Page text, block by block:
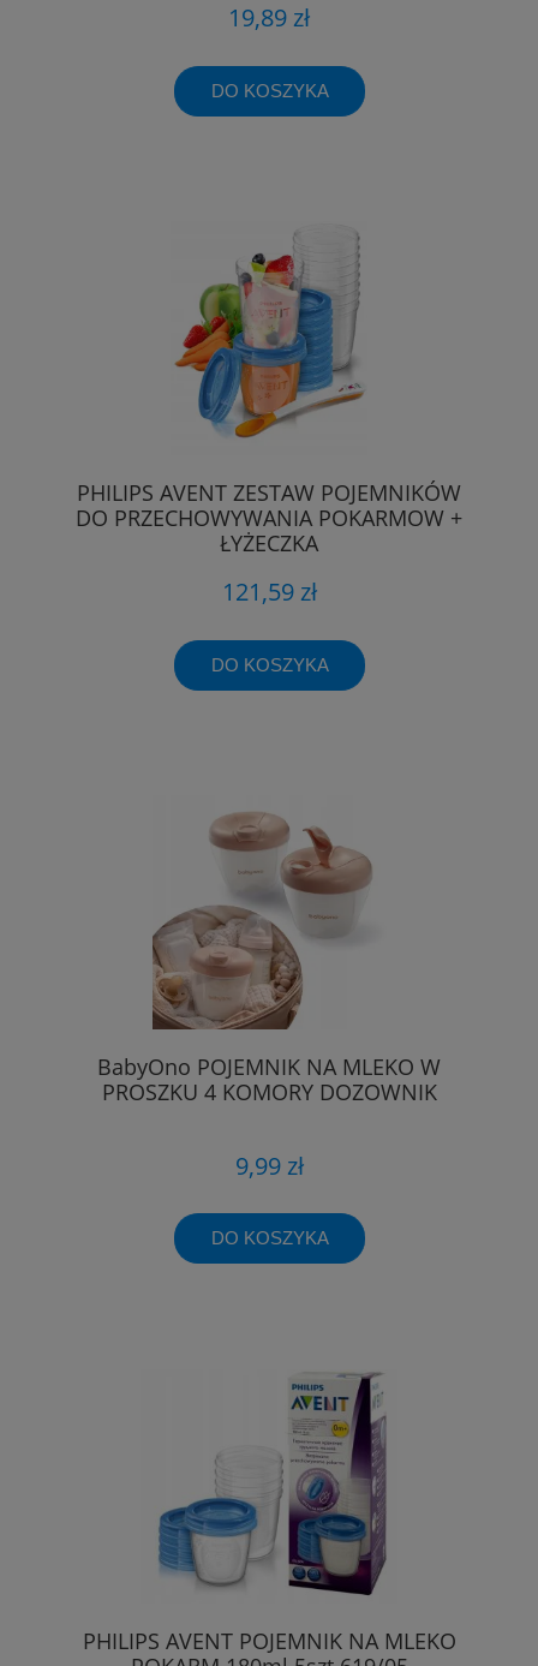
19,89 zł
DO KOSZYKA
PHILIPS AVENT ZESTAW POJEMNIKÓW
DO PRZECHOWYWANIA POKARMOW +
ŁYŻECZKA
121,59 zł
DO KOSZYKA
BabyOno POJEMNIK NA MLEKO W
PROSZKU 4 KOMORY DOZOWNIK
9,99 zł
DO KOSZYKA
PHILIPS AVENT POJEMNIK NA MLEKO